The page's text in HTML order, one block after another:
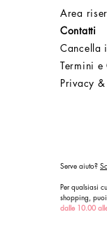
Area
Contatti
Cancella
Termini
Privacy
Serve aiuto?
Per qualsiasi
shopping,
dalle 10.00